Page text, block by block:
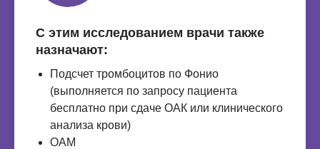
С этим исследованием врачи также
назначают:
Подсчет тромбоцитов по Фонио
(выполняется по запросу пациента
бесплатно при сдаче ОАК или клинического
анализа крови)
ОАМ